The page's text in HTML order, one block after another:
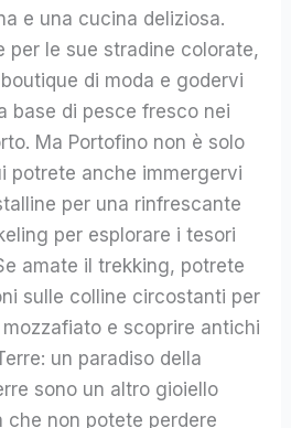
e una cucina deliziosa.
per le sue stradine colorate,
di moda e godervi
base di pesce fresco nei
Ma Portofino non è solo
potrete anche immergervi
per una rinfrescante
per esplorare i tesori
amate il trekking, potrete
sulle colline circostanti per
e scoprire antichi
un paradiso della
sono un altro gioiello
che non potete perdere